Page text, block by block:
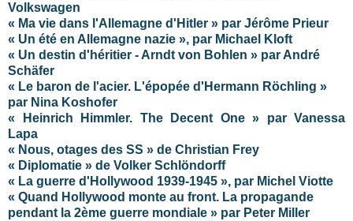
Volkswagen
« Ma vie dans l'Allemagne d'Hitler » par Jérôme Prieur
« Un été en Allemagne nazie », par Michael Kloft
« Un destin d'héritier - Arndt von Bohlen » par André
Schäfer
« Le baron de l'acier. L'épopée d'Hermann Röchling »
par Nina Koshofer
« Heinrich Himmler. The Decent One » par Vanessa
Lapa
« Nous, otages des SS » de Christian Frey
« Diplomatie » de Volker Schlöndorff
« La guerre d'Hollywood 1939-1945 », par Michel Viotte
« Quand Hollywood monte au front. La propagande
pendant la 2ème guerre mondiale » par Peter Miller